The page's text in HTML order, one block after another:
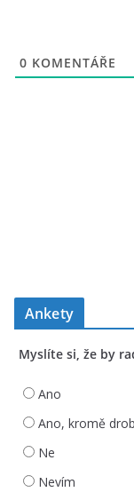
0 KOMENTÁŘE
Ankety
Myslíte si, že by
Ano
Ano, kromě
Ne
Nevím